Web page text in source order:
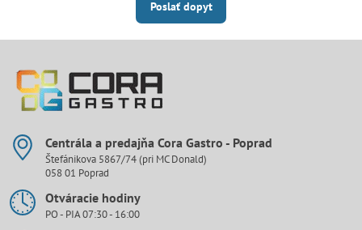
Poslať dopyt
Centrála a predajňa Cora Gastro - Poprad
Štefánikova 5867/74 (pri MC Donald)
058 01 Poprad
Otváracie hodiny
PO - PIA 07:30 - 16:00